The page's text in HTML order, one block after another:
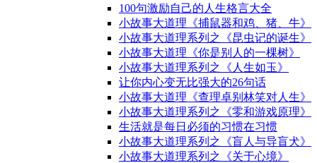
100句激励自己的人生格言大全
小故事大道理《捕鼠器和鸡、猪、牛》
小故事大道理系列之《昆虫记的诞生》
小故事大道理《你是别人的一棵树》
小故事大道理系列之《人生如玉》
让你内心变无比强大的26句话
小故事大道理《查理卓别林笑对人生》
小故事大道理系列之《零和游戏原理》
生活就是每日必须的习惯在习惯
小故事大道理系列之《盲人与导盲犬》
小故事大道理系列之《关于心境》